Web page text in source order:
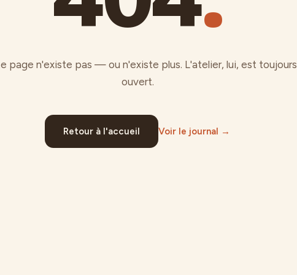
page n'existe pas — ou n'existe plus. L'atelier, lui, est toujours
ouvert.
Retour à l'accueil Voir le journal →